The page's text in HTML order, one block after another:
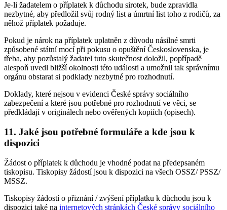
Je-li žadatelem o příplatek k důchodu sirotek, bude zpravidla
nezbytné, aby předložil svůj rodný list a úmrtní list toho z rodičů, za
něhož příplatek požaduje.
Pokud je nárok na příplatek uplatněn z důvodu násilné smrti
způsobené státní mocí při pokusu o opuštění Československa, je
třeba, aby pozůstalý žadatel tuto skutečnost doložil, popřípadě
alespoň uvedl bližší okolnosti této události a umožnil tak správnímu
orgánu obstarat si podklady nezbytné pro rozhodnutí.
Doklady, které nejsou v evidenci České správy sociálního
zabezpečení a které jsou potřebné pro rozhodnutí ve věci, se
předkládají v originálech nebo ověřených kopiích (opisech).
11. Jaké jsou potřebné formuláře a kde jsou k
dispozici
Žádost o příplatek k důchodu je vhodné podat na předepsaném
tiskopisu. Tiskopisy žádostí jsou k dispozici na všech OSSZ/ PSSZ/
MSSZ.
Tiskopisy žádostí o přiznání / zvýšení příplatku k důchodu jsou k
dispozici také na internetových stránkách České správy sociálního